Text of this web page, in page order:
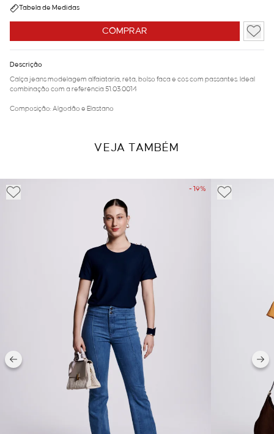
COMPRAR
Tabela de Medidas
Descrição
Calça jeans modelagem alfaiataria, reta, bolso faca e cós com passantes. Ideal
combinação com a referência 51.03.0014
Composição: Algodão e Elastano
VEJA TAMBÉM
- 19%